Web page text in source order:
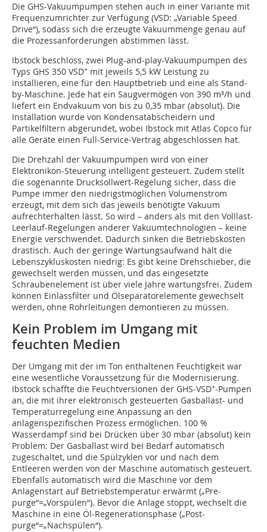
Die GHS-Vakuumpumpen stehen auch in einer Variante mit
Frequenzumrichter zur Verfügung (VSD: „Variable Speed
Drive“), sodass sich die erzeugte Vakuummenge genau auf
die Prozessanforderungen abstimmen lässt.
Ibstock beschloss, zwei Plug-and-play-Vakuumpumpen des
Typs GHS 350 VSD+ mit jeweils 5,5 kW Leistung zu
installieren, eine für den Hauptbetrieb und eine als Stand-
by-Maschine. Jede hat ein Saugvermögen von 390 m³/h und
liefert ein Endvakuum von bis zu 0,35 mbar (absolut). Die
Installation wurde von Kondensatabscheidern und
Partikelfiltern abgerundet, wobei Ibstock mit Atlas Copco für
alle Geräte einen Full-Service-Vertrag abgeschlossen hat.
Die Drehzahl der Vakuumpumpen wird von einer
Elektronikon-Steuerung intelligent gesteuert. Zudem stellt
die sogenannte Drucksollwert-Regelung sicher, dass die
Pumpe immer den niedrigstmöglichen Volumenstrom
erzeugt, mit dem sich das jeweils benötigte Vakuum
aufrechterhalten lässt. So wird – anders als mit den Volllast-
Leerlauf-Regelungen anderer Vakuumtechnologien – keine
Energie verschwendet. Dadurch sinken die Betriebskosten
drastisch. Auch der geringe Wartungsaufwand hält die
Lebenszykluskosten niedrig: Es gibt keine Drehschieber, die
gewechselt werden müssen, und das eingesetzte
Schraubenelement ist über viele Jahre wartungsfrei. Zudem
können Einlassfilter und Ölseparatorelemente gewechselt
werden, ohne Rohrleitungen demontieren zu müssen.
Kein Problem im Umgang mit
feuchten Medien
Der Umgang mit der im Ton enthaltenen Feuchtigkeit war
eine wesentliche Voraussetzung für die Modernisierung.
Ibstock schaffte die Feuchtversionen der GHS-VSD+-Pumpen
an, die mit ihrer elektronisch gesteuerten Gasballast- und
Temperaturregelung eine Anpassung an den
anlagenspezifischen Prozess ermöglichen. 100 %
Wasserdampf sind bei Drücken über 30 mbar (absolut) kein
Problem: Der Gasballast wird bei Bedarf automatisch
zugeschaltet, und die Spülzyklen vor und nach dem
Entleeren werden von der Maschine automatisch gesteuert.
Ebenfalls automatisch wird die Maschine vor dem
Anlagenstart auf Betriebstemperatur erwärmt („Pre-
purge“=„Vorspülen“). Bevor die Anlage stoppt, wechselt die
Maschine in eine Öl-Regenerationsphase („Post-
purge“=„Nachspülen“).